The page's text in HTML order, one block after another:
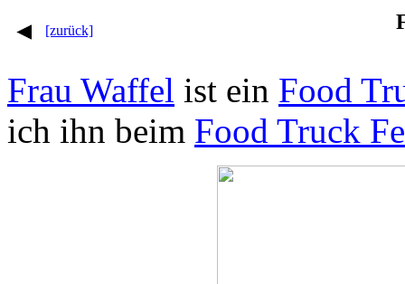
[zurück]
Frau Waffel ist ein Food
ich ihn beim Food Truck